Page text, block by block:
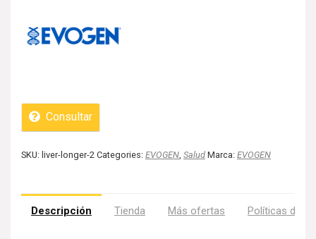
Consultar
SKU: liver-longer-2 Categories: EVOGEN Salud Marca: EVOGEN
Descripción Tienda Más ofertas Políticas de la